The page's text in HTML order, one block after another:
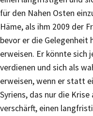
für den Nahen Osten
Häme, als ihm 2009 der
bevor er die Gelegenheit
erweisen. Er könnte sich
verdienen und sich als
erweisen, wenn er statt
Syriens, das nur die
verschärft, einen